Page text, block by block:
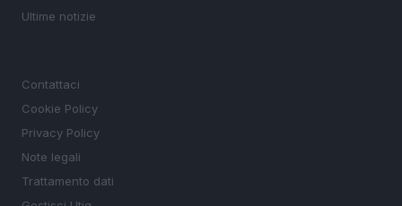
Ultime notizie
Contattaci
Cookie Policy
Privacy Policy
Note legali
Trattamento dati